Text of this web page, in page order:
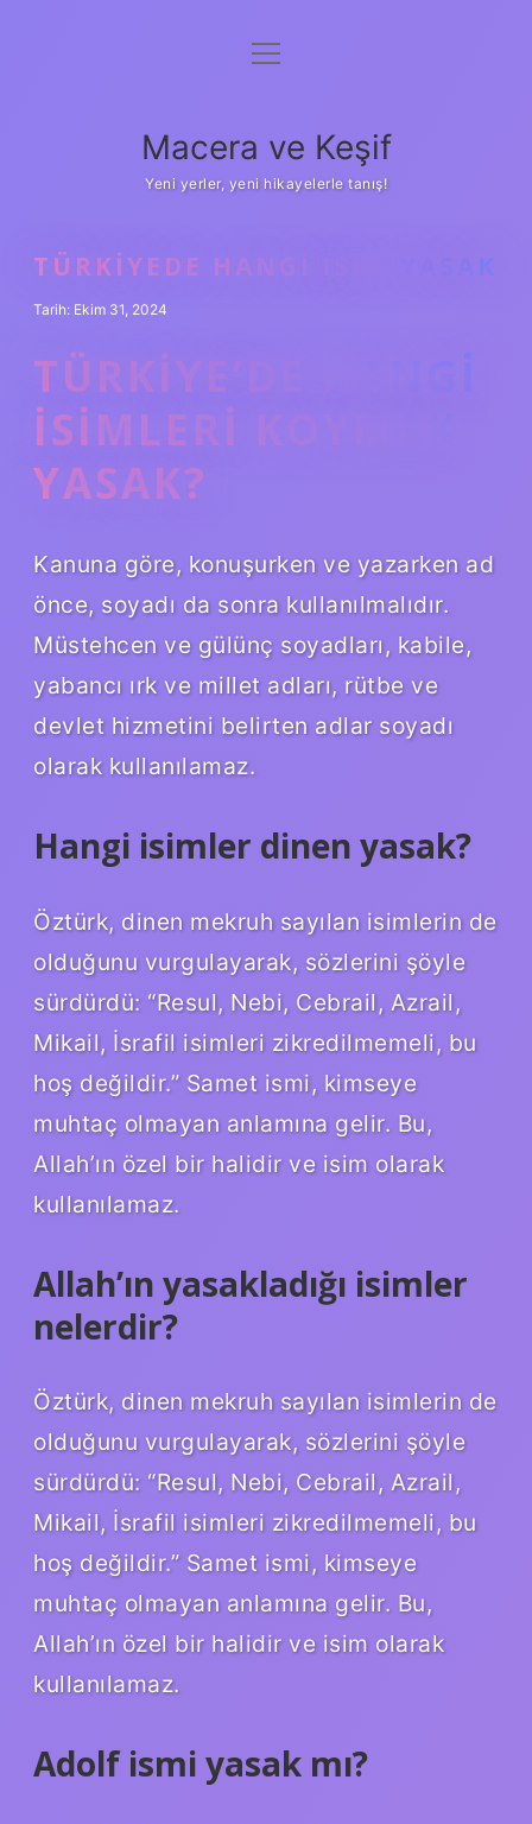
Anasayfa
Yasal Uyarı
menüyü
Macera ve Keşif
Yeni yerler, yeni hikayelerle tanış!
TÜRKIYEDE HANGI ISIM YASAK
Tarih: Ekim 31, 2024
TÜRKIYE’DE HANGI
ISIMLERI KOYMAK
YASAK?
Kanuna göre, konuşurken ve yazarken ad
önce, soyadı da sonra kullanılmalıdır.
Müstehcen ve gülünç soyadları, kabile,
yabancı ırk ve millet adları, rütbe ve
devlet hizmetini belirten adlar soyadı
olarak kullanılamaz.
Hangi isimler dinen yasak?
Öztürk, dinen mekruh sayılan isimlerin de
olduğunu vurgulayarak, sözlerini şöyle
sürdürdü: “Resul, Nebi, Cebrail, Azrail,
Mikail, İsrafil isimleri zikredilmemeli, bu
hoş değildir.” Samet ismi, kimseye
muhtaç olmayan anlamına gelir. Bu,
Allah’ın özel bir halidir ve isim olarak
kullanılamaz.
Allah’ın yasakladığı isimler
nelerdir?
Öztürk, dinen mekruh sayılan isimlerin de
olduğunu vurgulayarak, sözlerini şöyle
sürdürdü: “Resul, Nebi, Cebrail, Azrail,
Mikail, İsrafil isimleri zikredilmemeli, bu
hoş değildir.” Samet ismi, kimseye
muhtaç olmayan anlamına gelir. Bu,
Allah’ın özel bir halidir ve isim olarak
kullanılamaz.
Adolf ismi yasak mı?